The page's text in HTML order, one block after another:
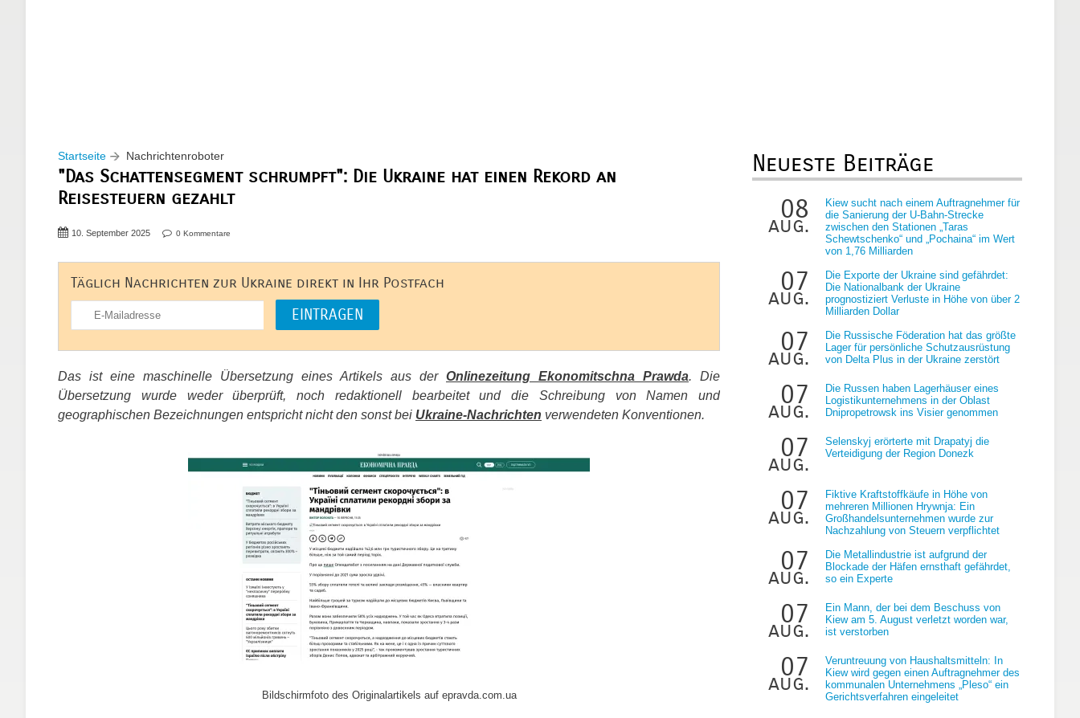
Startseite Nachrichtenroboter
"Das Schattensegment schrumpft": Die Ukraine hat einen Rekord an
Reisesteuern gezahlt
10. September 2025 0 Kommentare
Täglich Nachrichten zur Ukraine direkt in Ihr Postfach
Das ist eine maschinelle Übersetzung eines Artikels aus der Onlinezeitung Ekonomitschna Prawda. Die
Übersetzung wurde weder überprüft, noch redaktionell bearbeitet und die Schreibung von Namen und
geographischen Bezeichnungen entspricht nicht den sonst bei Ukraine-Nachrichten verwendeten Konventionen.
Bildschirmfoto des Originalartikels auf epravda.com.ua
Neueste Beiträge
08
aug.
Kiew sucht nach einem Auftragnehmer für
die Sanierung der U-Bahn-Strecke
zwischen den Stationen „Taras
Schewtschenko“ und „Pochaina“ im Wert
von 1,76 Milliarden
07
aug.
Die Exporte der Ukraine sind gefährdet:
Die Nationalbank der Ukraine
prognostiziert Verluste in Höhe von über 2
Milliarden Dollar
07
aug.
Die Russische Föderation hat das größte
Lager für persönliche Schutzausrüstung
von Delta Plus in der Ukraine zerstört
07
aug.
Die Russen haben Lagerhäuser eines
Logistikunternehmens in der Oblast
Dnipropetrowsk ins Visier genommen
07
aug.
Selenskyj erörterte mit Drapatyj die
Verteidigung der Region Donezk
07
aug.
Fiktive Kraftstoffkäufe in Höhe von
mehreren Millionen Hrywnja: Ein
Großhandelsunternehmen wurde zur
Nachzahlung von Steuern verpflichtet
07
aug.
Die Metallindustrie ist aufgrund der
Blockade der Häfen ernsthaft gefährdet,
so ein Experte
07
aug.
Ein Mann, der bei dem Beschuss von
Kiew am 5. August verletzt worden war,
ist verstorben
07
aug.
Veruntreuung von Haushaltsmitteln: In
Kiew wird gegen einen Auftragnehmer des
kommunalen Unternehmens „Pleso“ ein
Gerichtsverfahren eingeleitet